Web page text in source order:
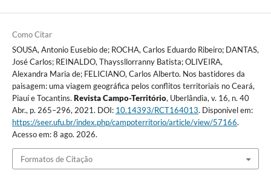
Como Citar
SOUSA, Antonio Eusebio de; ROCHA, Carlos Eduardo Ribeiro; DANTAS,
José Carlos; REINALDO, Thayssllorranny Batista; OLIVEIRA,
Alexandra Maria de; FELICIANO, Carlos Alberto. Nos bastidores da
paisagem: uma viagem geográfica pelos conflitos territoriais no Ceará,
Piauí e Tocantins. Revista Campo-Território, Uberlândia, v. 16, n. 40
Abr., p. 265–296, 2021. DOI: 10.14393/RCT164013. Disponível em:
https://seer.ufu.br/index.php/campoterritorio/article/view/57166.
Acesso em: 8 ago. 2026.
Formatos de Citação